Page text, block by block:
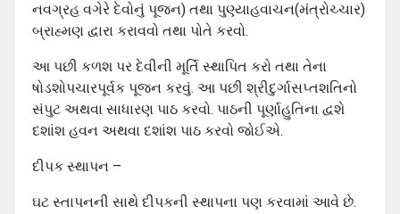
નવગ્રહ વગેરે દેવોનું પૂજન) તથા પુણ્યાહવાચન(મંત્રોચ્ચાર)
બ્રાહ્મણ દ્વારા કરાવવો તથા પોતે કરવો.
આ પછી કળશ પર દેવીની મૂર્તિ સ્થાપિત કરો તથા તેના
ષોડશોપચારપૂર્વક પૂજન કરવું. આ પછી શ્રીદુર્ગાસપ્તશતિનો
સંપુટ અથવા સાધારણ પાઠ કરવો. પાઠની પૂર્ણાહુતિના દ્વશે
દશાંશ હવન અથવા દશાંશ પાઠ કરવો જોઈએ.
દીપક સ્થાપન –
ઘટ સ્તાપનની સાથે દીપકની સ્થાપના પણ કરવામાં આવે છે.